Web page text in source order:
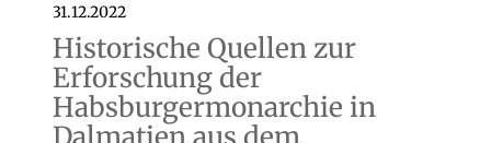
31.12.2022
Historische Quellen zur
Erforschung der
Habsburgermonarchie in